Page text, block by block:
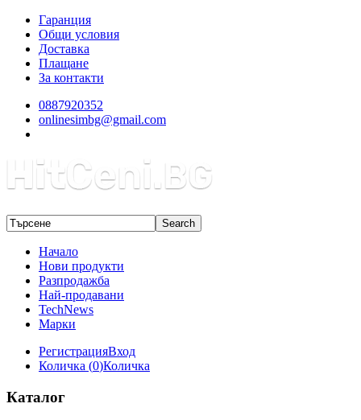
Гаранция
Общи условия
Доставка
Плащане
За контакти
0887920352
onlinesimbg@gmail.com
Начало
Нови продукти
Разпродажба
Най-продавани
TechNews
Марки
РегистрацияВход
Количка (0)Количка
Каталог